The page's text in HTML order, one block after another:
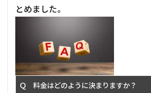
とめました。
Ｑ 料金はどのように決まりますか？